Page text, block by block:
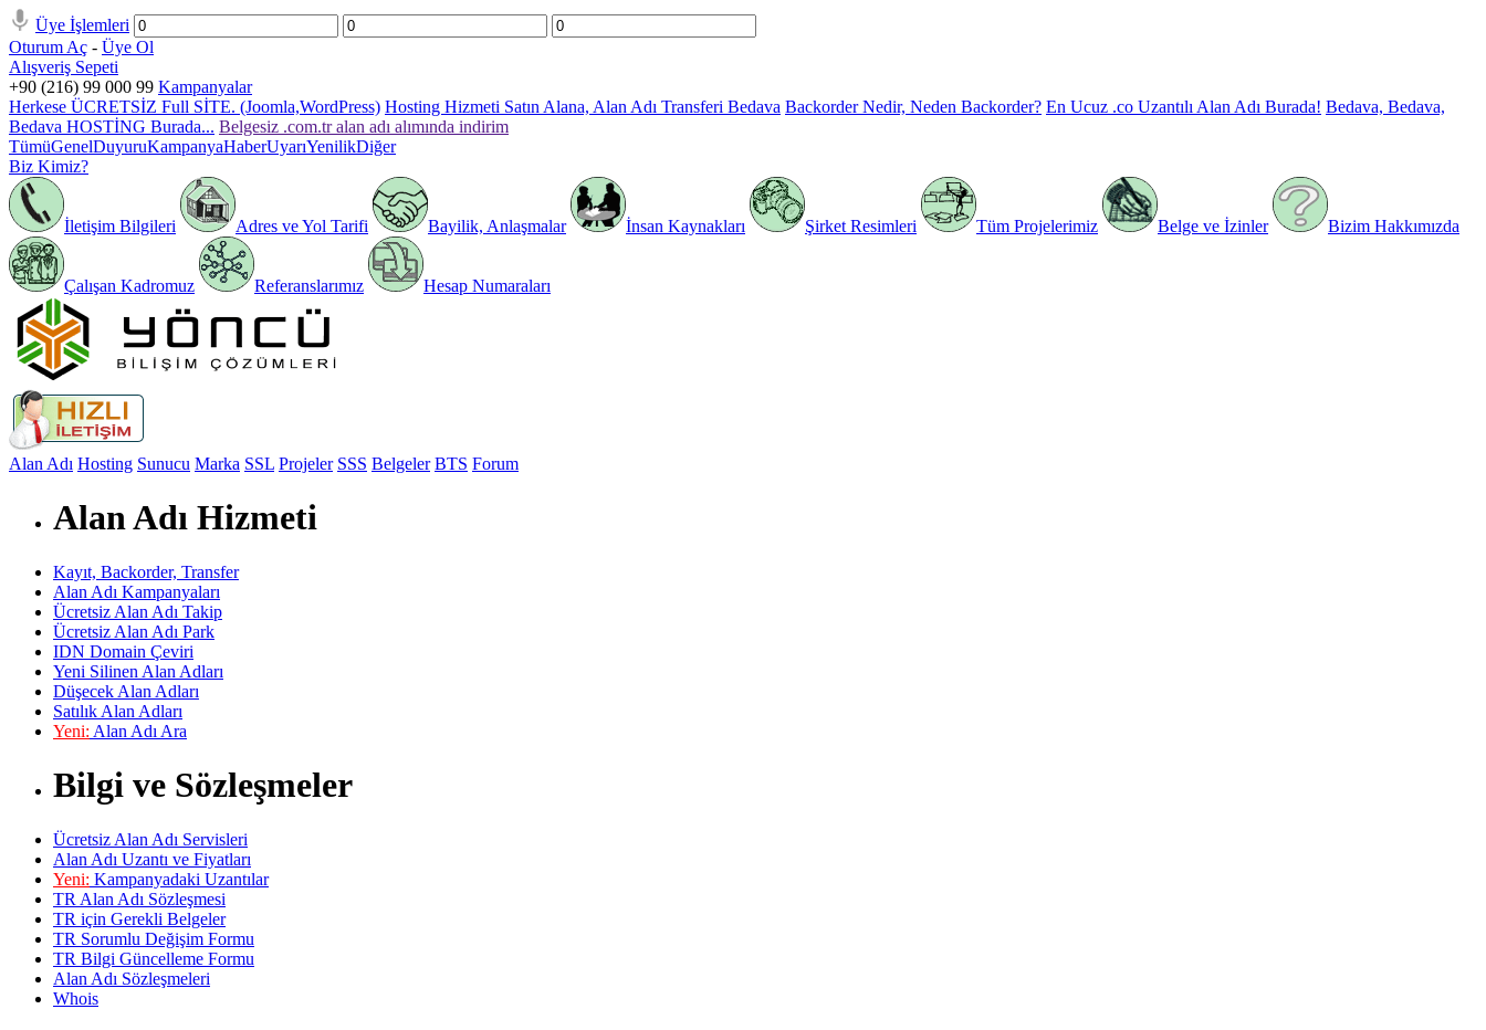
Üye İşlemleri
Oturum Aç - Üye Ol
Alışveriş Sepeti
+90 (216) 99 000 99 Kampanyalar
Herkese ÜCRETSİZ Full SİTE. (Joomla,WordPress) Hosting Hizmeti Satın Alana, Alan Adı Transferi Bedava Backorder Nedir, Neden Backorder? En Ucuz .co Uzantılı Alan Adı Burada! Bedava, Bedava,
Bedava HOSTİNG Burada... Belgesiz .com.tr alan adı alımında indirim
TümüGenelDuyuruKampanyaHaberUyarıYenilikDiğer
Biz Kimiz?
İletişim Bilgileri Adres ve Yol Tarifi Bayilik, Anlaşmalar İnsan Kaynakları Şirket Resimleri Tüm Projelerimiz Belge ve İzinler Bizim Hakkımızda
Çalışan Kadromuz Referanslarımız Hesap Numaraları
Alan Adı Hosting Sunucu Marka SSL Projeler SSS Belgeler BTS Forum
Alan Adı Hizmeti
Kayıt, Backorder, Transfer
Alan Adı Kampanyaları
Ücretsiz Alan Adı Takip
Ücretsiz Alan Adı Park
IDN Domain Çeviri
Yeni Silinen Alan Adları
Düşecek Alan Adları
Satılık Alan Adları
Yeni: Alan Adı Ara
Bilgi ve Sözleşmeler
Ücretsiz Alan Adı Servisleri
Alan Adı Uzantı ve Fiyatları
Yeni: Kampanyadaki Uzantılar
TR Alan Adı Sözleşmesi
TR için Gerekli Belgeler
TR Sorumlu Değişim Formu
TR Bilgi Güncelleme Formu
Alan Adı Sözleşmeleri
Whois